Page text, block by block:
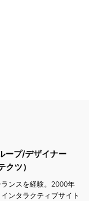
ープ/デザイナー
クツ）
ンスを経験。2000年
ンタラクティブサイト